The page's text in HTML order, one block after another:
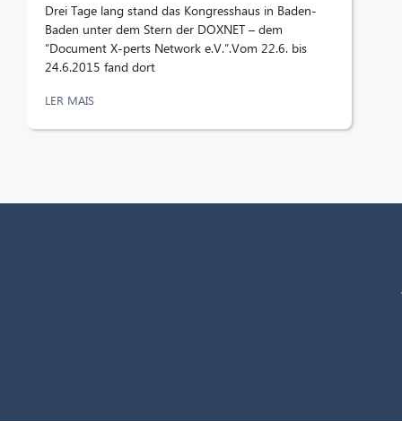
Drei Tage lang stand das Kongresshaus in Baden-
Baden unter dem Stern der DOXNET – dem
“Document X-perts Network e.V.”.Vom 22.6. bis
24.6.2015 fand dort
LER MAIS